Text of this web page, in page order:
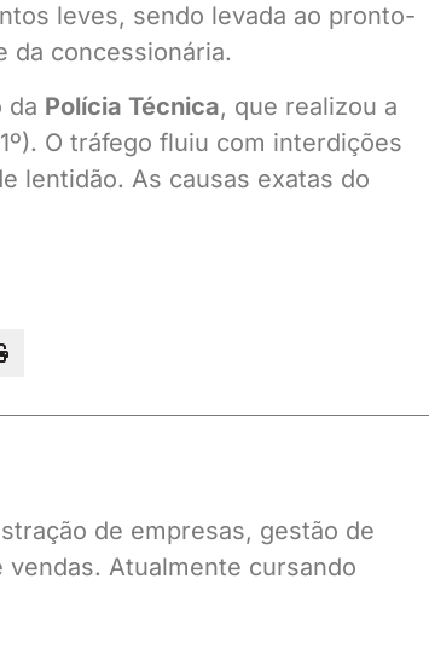
leves, sendo levada ao pronto-
da concessionária.
da Polícia Técnica, que realizou a
O tráfego fluiu com interdições
lentidão. As causas exatas do
de empresas, gestão de
Atualmente cursando